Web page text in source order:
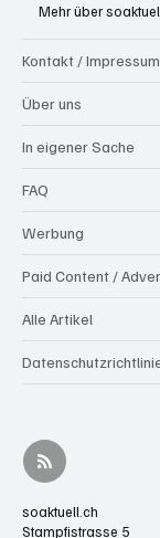
Mehr über
Kontakt / Impressum
Über uns
In eigener Sache
FAQ
Werbung
Paid Content /
Alle Artikel
soaktuell.ch
Stampfistrasse 5